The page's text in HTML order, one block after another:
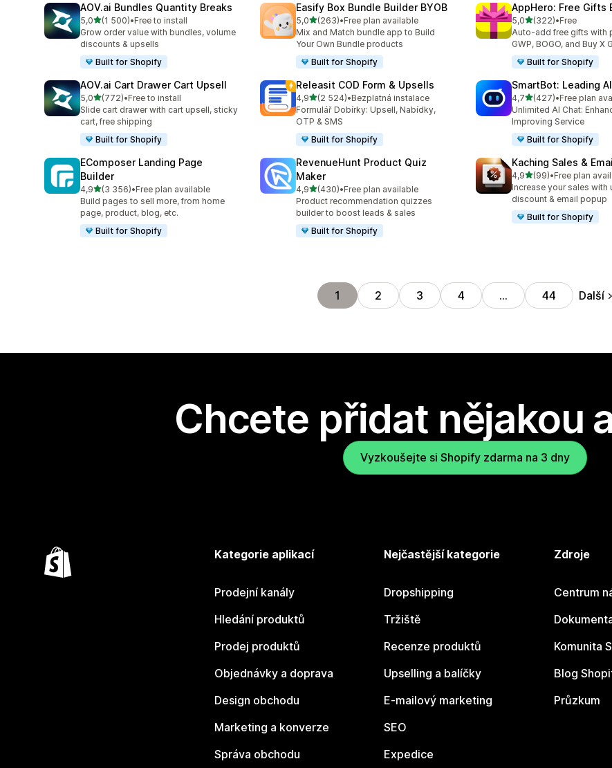
AOV.ai Bundles Quantity Breaks
5,0z 5 hvězd
(1 500)
Celkový počet recenzí: 1500
•Free to install
Grow order value with bundles, volume
discounts & upsells
Built for Shopify
Easify Box Bundle Builder BYOB
5,0z 5 hvězd
(263)
Celkový počet recenzí: 263
•Free plan available
Mix and Match bundle app to Build
Your Own Bundle products
Built for Shopify
AppHero: Free Gifts
5,0z 5 hvězd
(322)
Celkový počet recenzí:
•Free
Auto-add free gifts with
GWP, BOGO, and Buy X
Built for Shopify
AOV.ai Cart Drawer Cart Upsell
5,0z 5 hvězd
(772)
Celkový počet recenzí: 772
•Free to install
Slide cart drawer with cart upsell, sticky
cart, free shipping
Built for Shopify
Releasit COD Form & Upsells
4,9z 5 hvězd
(2 524)
Celkový počet recenzí: 2524
•Bezplatná instalace
Formulář Dobírky: Upsell, Nabídky,
OTP & SMS
Built for Shopify
SmartBot: Leading
4,7z 5 hvězd
(427)
Celkový počet recenzí:
•Free plan
Unlimited AI Chat:
Improving Service
Built for Shopify
EComposer Landing Page
Builder
4,9z 5 hvězd
(3 356)
Celkový počet recenzí: 3356
•Free plan available
Build pages to sell more, from home
page, product, blog, etc.
Built for Shopify
RevenueHunt Product Quiz
Maker
4,9z 5 hvězd
(430)
Celkový počet recenzí: 430
•Free plan available
Product recommendation quizzes
builder to boost leads & sales
Built for Shopify
Kaching Sales &
4,9z 5 hvězd
(99)
Celkový počet recenzí:
•Free plan
Increase your sales with
discount & email popup
Built for Shopify
1 2 3 4 … 44 Další
Chcete přidat nějakou
Vyzkoušejte si Shopify zdarma na 3 dny
Kategorie aplikací
Prodejní kanály
Hledání produktů
Prodej produktů
Objednávky a doprava
Design obchodu
Marketing a konverze
Správa obchodu
Nejčastější kategorie
Dropshipping
Tržiště
Recenze produktů
Upselling a balíčky
E-mailový marketing
SEO
Expedice
Zdroje
Centrum
Komunita
Blog
Průzkum